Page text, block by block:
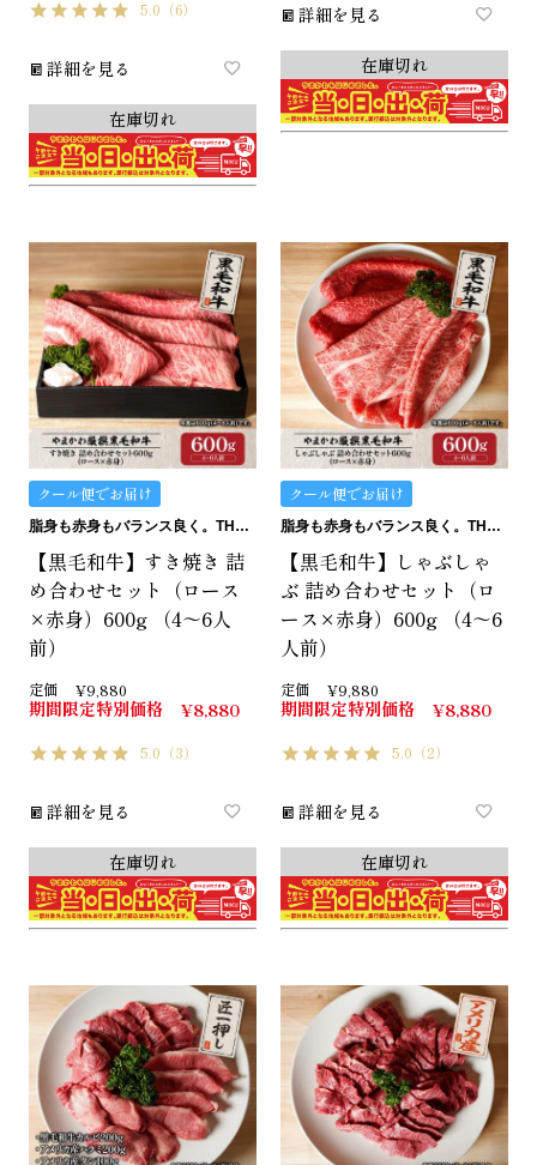
5.0 （6）
詳細を見る
在庫切れ
詳細を見る
在庫切れ
クール便でお届け
脂身も赤身もバランス良く。THE匠のすき焼きセット。
【黒毛和牛】すき焼き 詰
め合わせセット（ロース
×赤身）600g （4～6人
前）
定価 ¥9,880
期間限定特別価格 ¥8,880
5.0 （3）
詳細を見る
在庫切れ
クール便でお届け
脂身も赤身もバランス良く。THE匠のしゃぶしゃぶセット。
【黒毛和牛】しゃぶしゃ
ぶ 詰め合わせセット（ロ
ース×赤身）600g （4～6
人前）
定価 ¥9,880
期間限定特別価格 ¥8,880
5.0 （2）
詳細を見る
在庫切れ